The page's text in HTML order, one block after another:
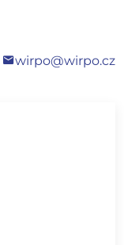
wirpo@wirpo.cz